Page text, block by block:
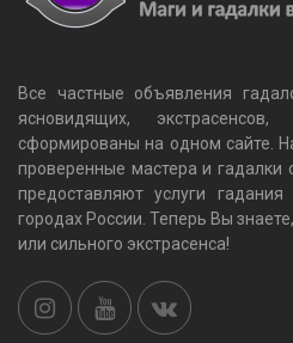
Все частные объявления
ясновидящих,
сформированы на одном сайте.
проверенные мастера и
предоставляют услуги
городах России. Теперь Вы
или сильного экстрасенса!